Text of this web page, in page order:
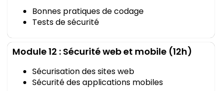
Bonnes pratiques de codage
Tests de sécurité
Module 12 : Sécurité web et mobile (12h)
Sécurisation des sites web
Sécurité des applications mobiles